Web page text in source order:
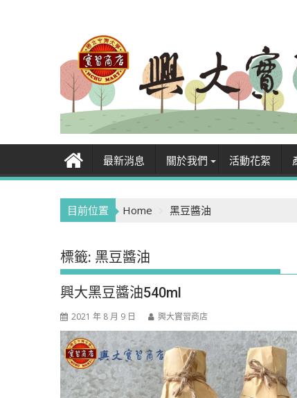
最新消息 關於我們 活動花絮
目前位置 Home 黑豆醬油
標籤: 黑豆醬油
興大黑豆醬油540ml
2021 年 8 月 9 日 興大實習商店